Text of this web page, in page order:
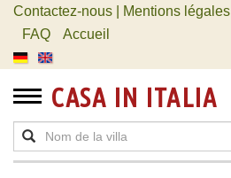
Contactez-nous | Mentions légales
FAQ
Accueil
CASA IN ITALIA